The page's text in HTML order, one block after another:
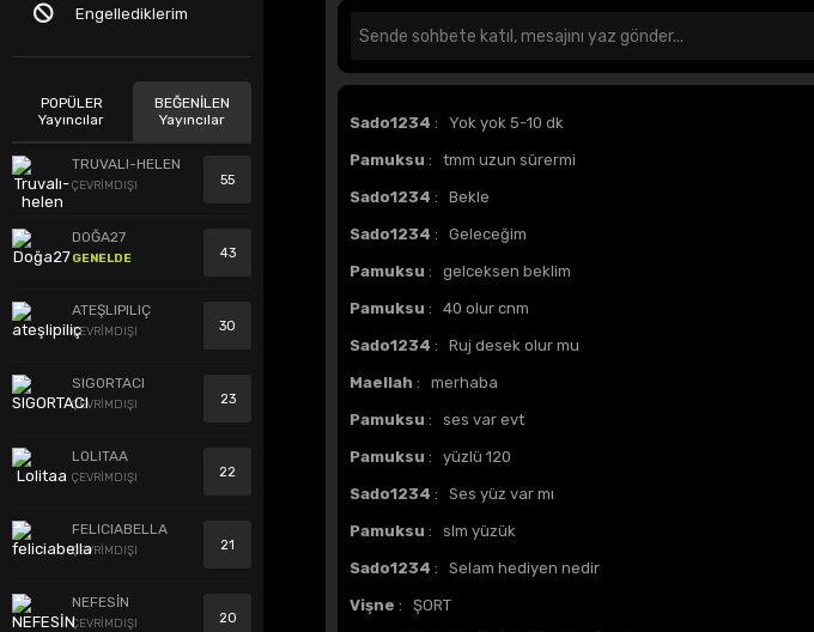
Engellediklerim
POPÜLER
Yayıncılar
BEĞENİLEN
Yayıncılar
TRUVALI-HELEN
ÇEVRİMDIŞI 55
DOĞA27
GENELDE 43
ATEŞLIPILIÇ
ÇEVRİMDIŞI 30
SIGORTACI
ÇEVRİMDIŞI 23
LOLITAA
ÇEVRİMDIŞI 22
FELICIABELLA
ÇEVRİMDIŞI 21
NEFESİN
ÇEVRİMDIŞI 20
Sado1234 : Yok yok 5-10 dk
Pamuksu : tmm uzun sürermi
Sado1234 : Bekle
Sado1234 : Geleceğim
Pamuksu : gelceksen beklim
Pamuksu : 40 olur cnm
Sado1234 : Ruj desek olur mu
Maellah : merhaba
Pamuksu : ses var evt
Pamuksu : yüzlü 120
Sado1234 : Ses yüz var mı
Pamuksu : slm yüzük
Sado1234 : Selam hediyen nedir
Vişne : ŞORT